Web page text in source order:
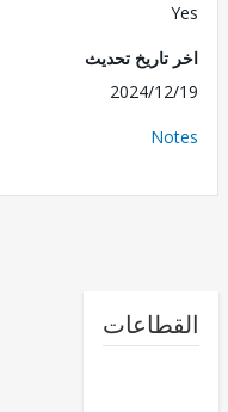
تحديث
2024/